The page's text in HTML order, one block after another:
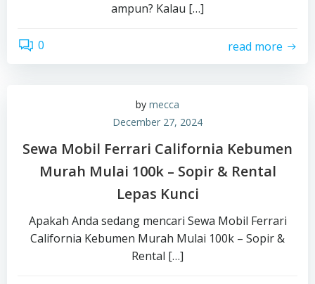
ampun? Kalau […]
0 read more
by mecca
December 27, 2024
Sewa Mobil Ferrari California Kebumen
Murah Mulai 100k – Sopir & Rental
Lepas Kunci
Apakah Anda sedang mencari Sewa Mobil Ferrari
California Kebumen Murah Mulai 100k – Sopir &
Rental […]